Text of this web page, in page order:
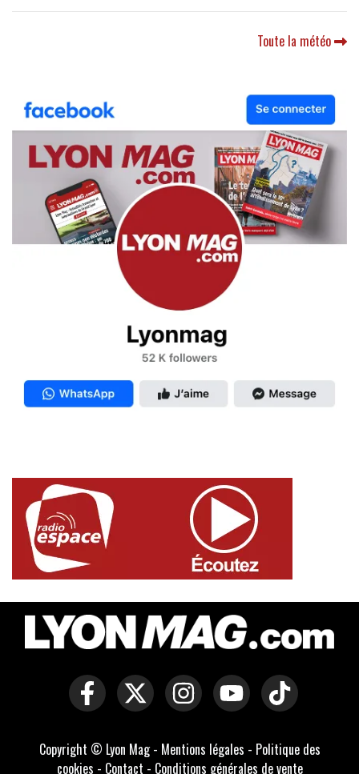
Toute la météo
Copyright © Lyon Mag - Mentions légales - Politique des
cookies - Contact - Conditions générales de vente